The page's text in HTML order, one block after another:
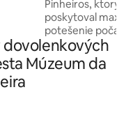
je
Pinheiros, ktorý
poskytoval
potešenie počas pobytu.
R. Pinheiros, v
najobľúbenejších
reštauráciami,
Múzeum da